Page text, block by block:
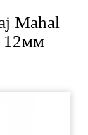
Mahal
12мм